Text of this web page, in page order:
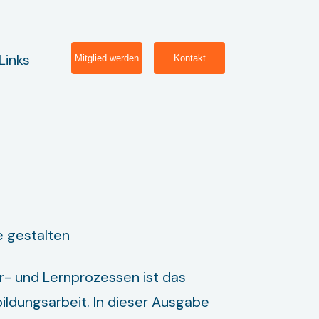
Mitglied werden Kontakt
gestalten
und Lernprozessen ist das
In dieser Ausgabe